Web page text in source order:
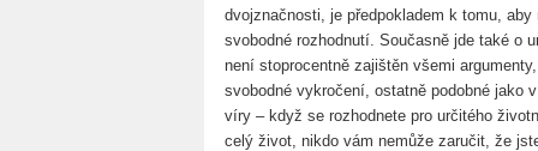
dvojznačnosti, je předpokladem k tomu,
svobodné rozhodnutí. Současně jde také o
není stoprocentně zajištěn všemi
svobodné vykročení, ostatně podobné jako
víry – když se rozhodnete pro určitého
celý život, nikdo vám nemůže zaručit, že